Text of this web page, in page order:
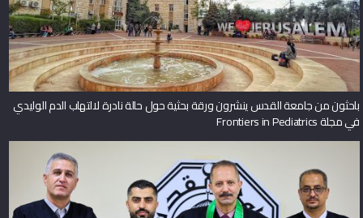
باحثون من جامعة القدس ينشرون ورقة بحثية حول حالة نادرة لالتهاب الدم الوليدي
في مجلة Frontiers in Pediatrics